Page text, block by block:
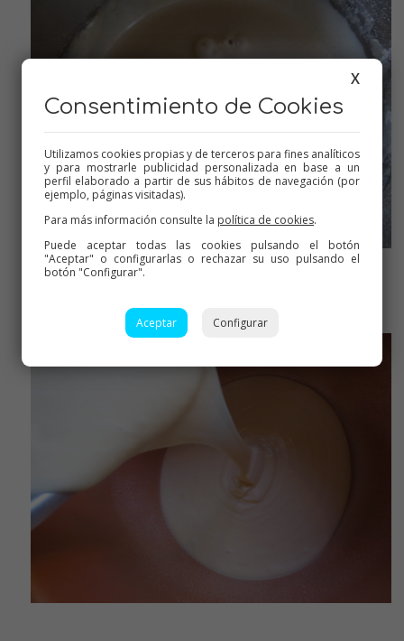
X
Consentimiento de Cookies
Utilizamos cookies propias y de terceros para fines analíticos
y para mostrarle publicidad personalizada en base a un
perfil elaborado a partir de sus hábitos de navegación (por
ejemplo, páginas visitadas).
Para más información consulte la política de cookies.
Puede aceptar todas las cookies pulsando el botón
"Aceptar" o configurarlas o rechazar su uso pulsando el
botón "Configurar".
Aceptar Configurar